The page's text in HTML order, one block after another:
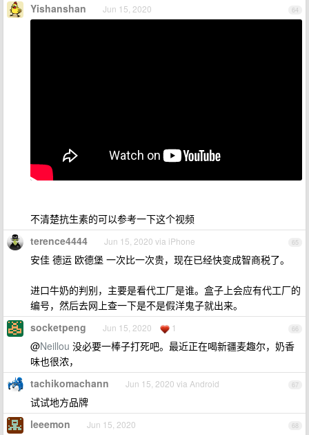
64
Yishanshan Jun 15, 2020
不清楚抗生素的可以参考一下这个视频
65
terence4444 Jun 15, 2020 via iPhone
安佳 德运 欧德堡 一次比一次贵，现在已经快变成智商税了。
进口牛奶的判别，主要是看代工厂是谁。盒子上会应有代工厂的
编号，然后去网上查一下是不是假洋鬼子就出来。
66
socketpeng Jun 15, 2020 1
@Neillou 没必要一棒子打死吧。最近正在喝新疆麦趣尔，奶香
味也很浓，
67
tachikomachann Jun 15, 2020 via Android
试试地方品牌
68
leeemon Jun 15, 2020